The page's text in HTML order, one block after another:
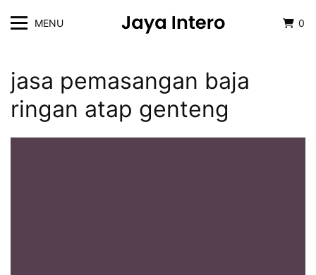
MENU 0
jasa pemasangan baja
ringan atap genteng